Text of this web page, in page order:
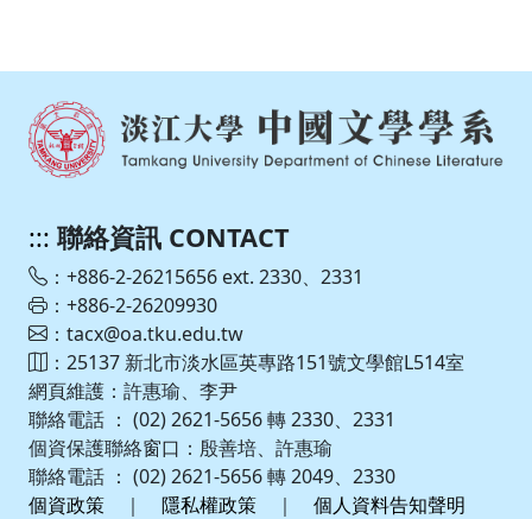
::: 聯絡資訊 CONTACT
：+886-2-26215656 ext. 2330、2331
：+886-2-26209930
：tacx@oa.tku.edu.tw
：25137 新北市淡水區英專路151號文學館L514室
網頁維護：許惠瑜、李尹
聯絡電話 ： (02) 2621-5656 轉 2330、2331
個資保護聯絡窗口：殷善培、許惠瑜
聯絡電話 ： (02) 2621-5656 轉 2049、2330
個資政策 ｜ 隱私權政策 ｜ 個人資料告知聲明